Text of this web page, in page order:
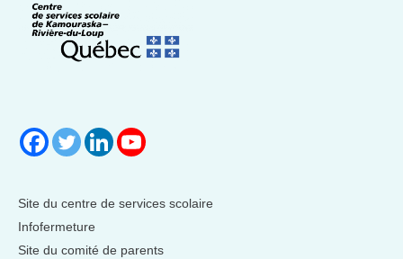
Site du centre de services scolaire
Infofermeture
Site du comité de parents